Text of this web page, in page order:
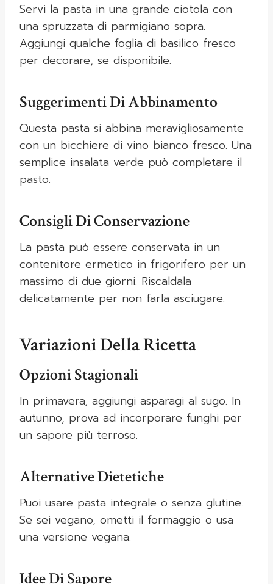
Servi la pasta in una grande ciotola con
una spruzzata di parmigiano sopra.
Aggiungi qualche foglia di basilico fresco
per decorare, se disponibile.
Suggerimenti Di Abbinamento
Questa pasta si abbina meravigliosamente
con un bicchiere di vino bianco fresco. Una
semplice insalata verde può completare il
pasto.
Consigli Di Conservazione
La pasta può essere conservata in un
contenitore ermetico in frigorifero per un
massimo di due giorni. Riscaldala
delicatamente per non farla asciugare.
Variazioni Della Ricetta
Opzioni Stagionali
In primavera, aggiungi asparagi al sugo. In
autunno, prova ad incorporare funghi per
un sapore più terroso.
Alternative Dietetiche
Puoi usare pasta integrale o senza glutine.
Se sei vegano, ometti il formaggio o usa
una versione vegana.
Idee Di Sapore